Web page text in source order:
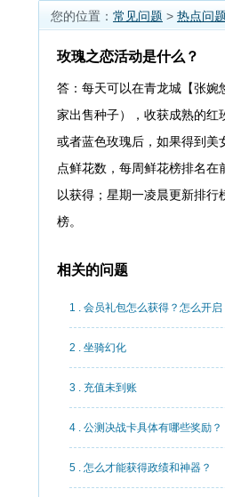
您的位置： 常见问题 > 热点问
玫瑰之恋活动是什么？
答：每天可以在青龙城【张婉
家出售种子），收获成熟的红
或者蓝色玫瑰后，如果得到美
点鲜花数，每周鲜花榜排名
以获得；星期一凌晨更新排
榜。
相关的问题
1 . 会员礼包怎么获得？怎么开启
2 . 坐骑幻化
3 . 充值未到账
4 . 公测决战卡具体有哪些奖励？
5 . 怎么才能获得政绩和神器？